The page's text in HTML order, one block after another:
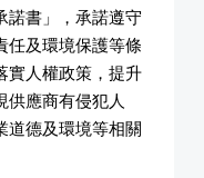
諾書」，承諾遵守
任及環境保護等條
實人權政策，提升
供應商有侵犯人
道德及環境等相關